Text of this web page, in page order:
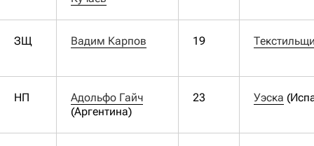
ЗЩ Вадим Карпов 19
НП
Адольфо Гайч
(Аргентина)
23 Уэска